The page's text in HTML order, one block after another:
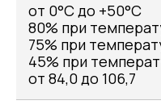
от 0°С до +50°С
80% при
75% при
45% при
от 84,0 до 106,7